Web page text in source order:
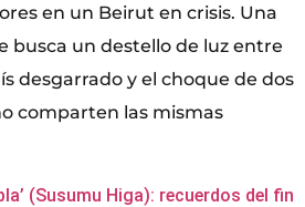
en un Beirut en crisis. Una
busca un destello de luz entre
desgarrado y el choque de dos
comparten las mismas
(Susumu Higa): recuerdos del fin